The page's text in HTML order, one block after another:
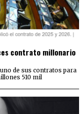
contrato millonario
de sus contratos para
510 mil